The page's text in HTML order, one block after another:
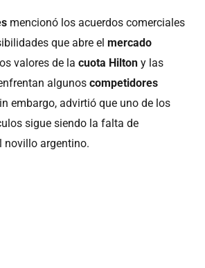
mencionó los acuerdos comerciales
que abre el mercado
valores de la cuota Hilton y las
algunos competidores
embargo, advirtió que uno de los
sigue siendo la falta de
novillo argentino.